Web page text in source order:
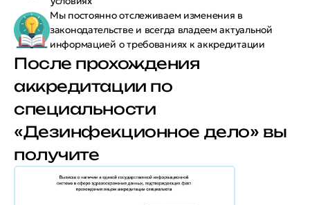
Мы постоянно отслеживаем изменения в
законодательстве и всегда владеем актуальной
информацией о требованиях к аккредитации
После прохождения
аккредитации по
специальности
«Дезинфекционное дело» вы
получите